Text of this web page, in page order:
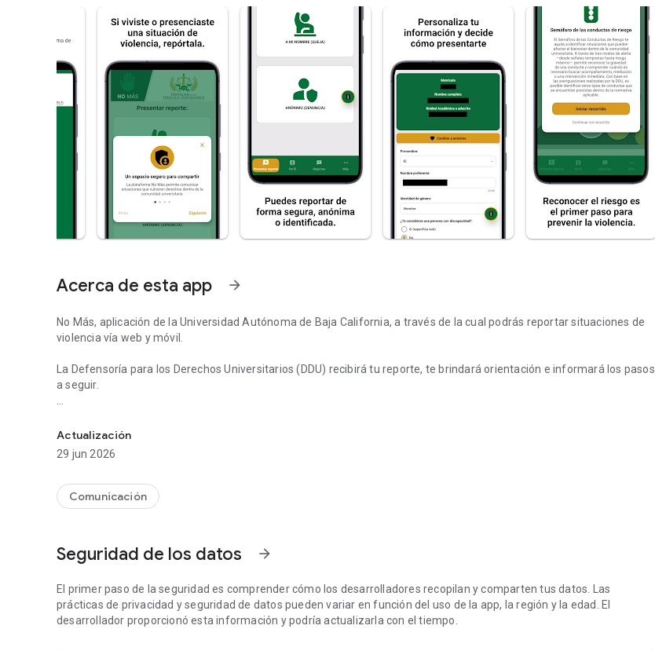
Acerca de esta app arrow_forward
No Más, aplicación de la Universidad Autónoma de Baja California, a través de la cual podrás reportar situaciones de
violencia vía web y móvil.
La Defensoría para los Derechos Universitarios (DDU) recibirá tu reporte, te brindará orientación e informará los pasos
a seguir.
Por medio de la app No Más:
Si viviste o presenciaste una situación de violencia, repórtala en la plataforma No Más.Puedes hacerlo de forma
sencilla y segura. Tu información es tratada con confidencialidad.
La Defensoría para los Derechos Universitarios (DDU) recibirá tu reporte, te brindará orientación e informará los pasos
DA SEGUIMIENTO
El proceso no termina al enviar el reporte. Mantente en contacto, revisa las notificaciones y responde a las
Actualización
29 jun 2026
Comunicación
Seguridad de los datos arrow_forward
El primer paso de la seguridad es comprender cómo los desarrolladores recopilan y comparten tus datos. Las
prácticas de privacidad y seguridad de datos pueden variar en función del uso de la app, la región y la edad. El
desarrollador proporcionó esta información y podría actualizarla con el tiempo.